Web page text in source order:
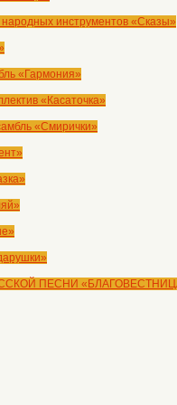
инструментов «Сказы»
«Гармония»
«Касаточка»
«Смирички»
ПЕСНИ